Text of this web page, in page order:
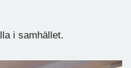
i samhället.